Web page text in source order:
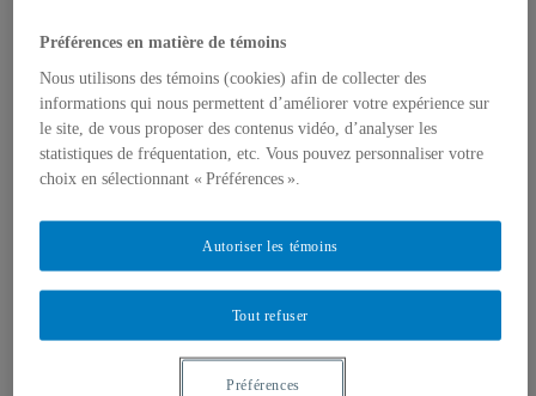
Corps enseignant
Professeur.e.s régulie.è.r.e.s
Professeur.e.s associé.e.s
Professeur.e.s invité.e.s
Chargé.e.s de cours de géographie
Recherche
Équipes et unités de recherche
Régles d’éthique
Publications
Mémoires et thèses
Laboratoires
Équipements de recherche
Revue de presse
Préférences en matière de témoins
Nous utilisons des témoins (cookies) afin de collecter des
informations qui nous permettent d’améliorer votre expérience sur
le site, de vous proposer des contenus vidéo, d’analyser les
statistiques de fréquentation, etc. Vous pouvez personnaliser votre
choix en sélectionnant « Préférences ».
Tout refuser
Autoriser les témoins
Préférences